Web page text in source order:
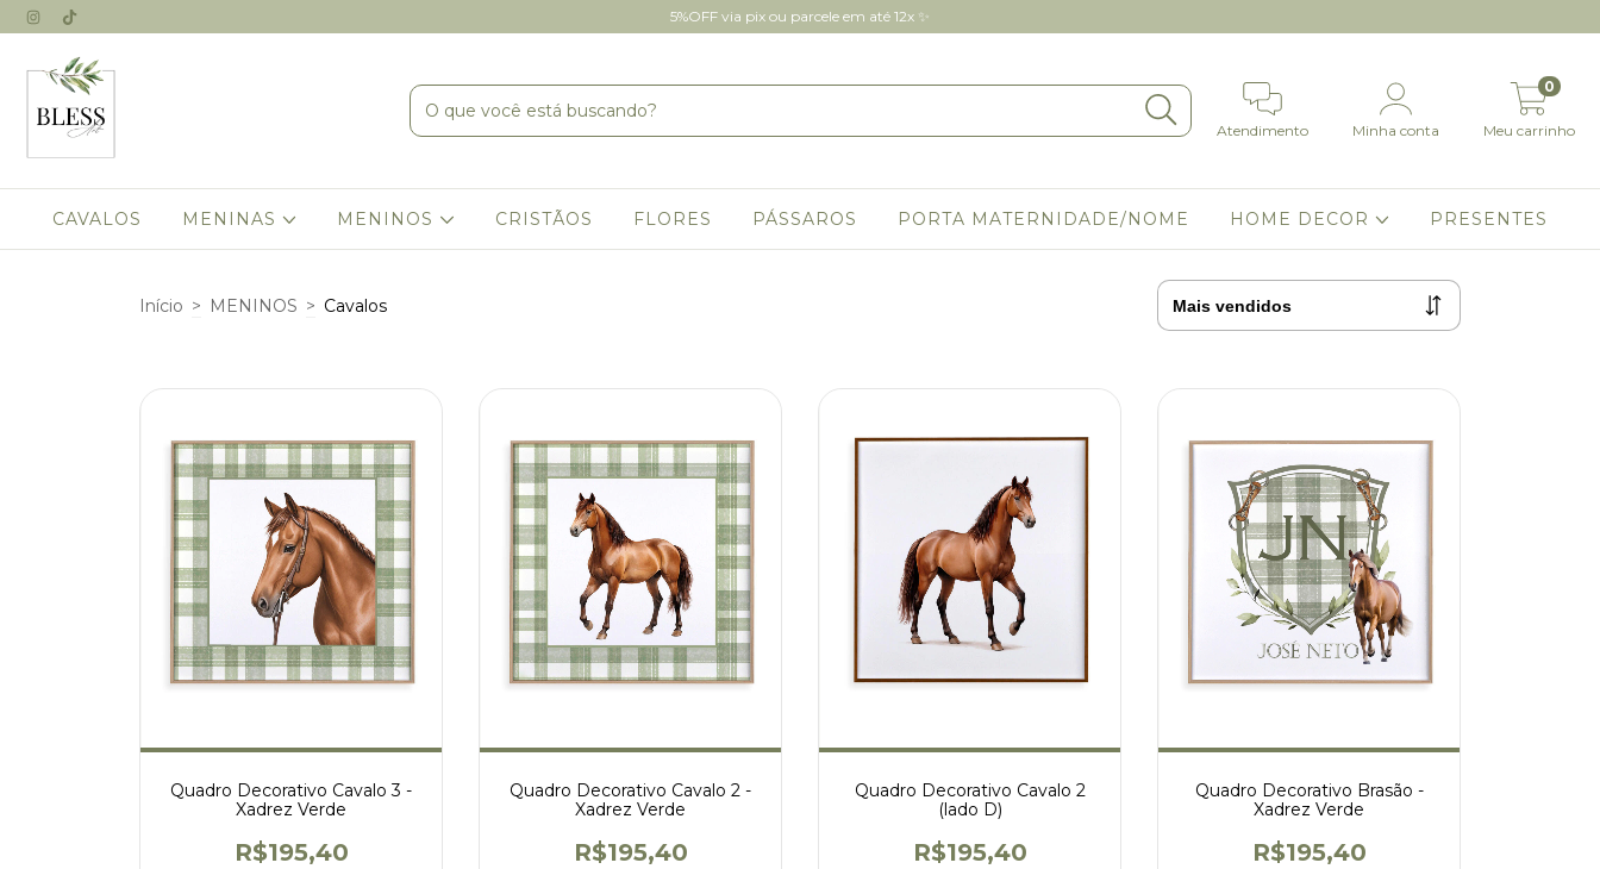
5%OFF via pix ou parcele em até 12x ✨
Atendimento Minha conta Meu carrinho
0
CAVALOS MENINAS MENINOS CRISTÃOS FLORES PÁSSAROS PORTA MATERNIDADE/NOME HOME DECOR PRESENTES
Início > MENINOS > Cavalos
Quadro Decorativo Cavalo 3 -
Xadrez Verde
R$195,40
Quadro Decorativo Cavalo 2 -
Xadrez Verde
R$195,40
Quadro Decorativo Cavalo 2
(lado D)
R$195,40
Quadro Decorativo Brasão -
Xadrez Verde
R$195,40